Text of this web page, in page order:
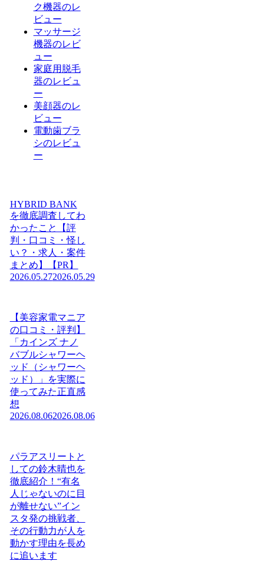
ク機器のレ
ビュー
マッサージ
機器のレビ
ュー
家庭用脱毛
器のレビュ
ー
美顔器のレ
ビュー
電動歯ブラ
シのレビュ
ー
HYBRID BANK
を徹底調査してわ
かったこと【評
判・口コミ・怪し
い？・求人・案件
まとめ】【PR】
2026.05.272026.05.29
【美容家電マニア
の口コミ・評判】
「カインズ ナノ
バブルシャワーヘ
ッド（シャワーヘ
ッド）」を実際に
使ってみた正直感
想
2026.08.062026.08.06
パラアスリートと
しての鈴木晴也を
徹底紹介！“有名
人じゃないのに目
が離せない”イン
スタ発の挑戦者、
その行動力が人を
動かす理由を長め
に追います